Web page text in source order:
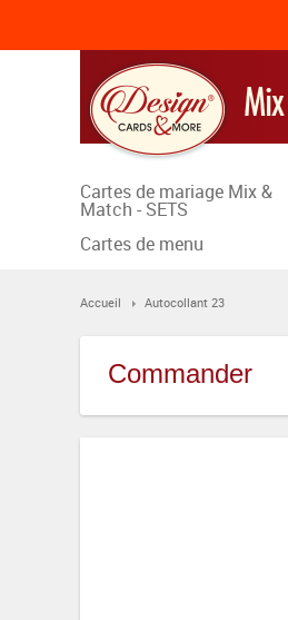
Cartes de mariage Mix &
Match - SETS
Cartes de menu
Accueil Autocollant 23
Commander